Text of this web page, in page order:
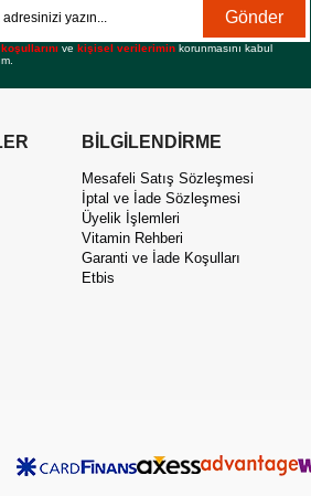
Gönder
vekişisel verilerimin korunmasını kabul
BİLGİLENDİRME
Mesafeli Satış Sözleşmesi
İptal ve İade Sözleşmesi
Üyelik İşlemleri
Vitamin Rehberi
Garanti ve İade Koşulları
Etbis